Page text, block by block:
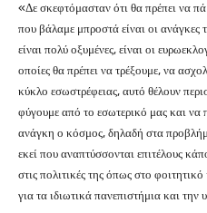
«Δε σκεφτόμασταν ότι θα πρέπει να
που βάλαμε μπροστά είναι οι ανάγκες
είναι πολύ οξυμένες, είναι οι
οποίες θα πρέπει να τρέξουμε, να
κύκλο εσωστρέφειας, αυτό θέλουν
φύγουμε από το εσωτερικό μας και να
ανάγκη ο κόσμος, δηλαδή στα
εκεί που αναπτύσσονται επιτέλους
στις πολιτικές της όπως στο
για τα ιδιωτικά πανεπιστήμια και